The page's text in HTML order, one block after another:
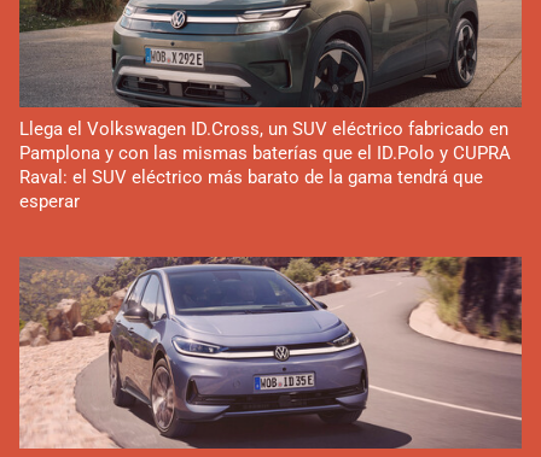
Llega el Volkswagen ID.Cross, un SUV eléctrico fabricado en
Pamplona y con las mismas baterías que el ID.Polo y CUPRA
Raval: el SUV eléctrico más barato de la gama tendrá que
esperar